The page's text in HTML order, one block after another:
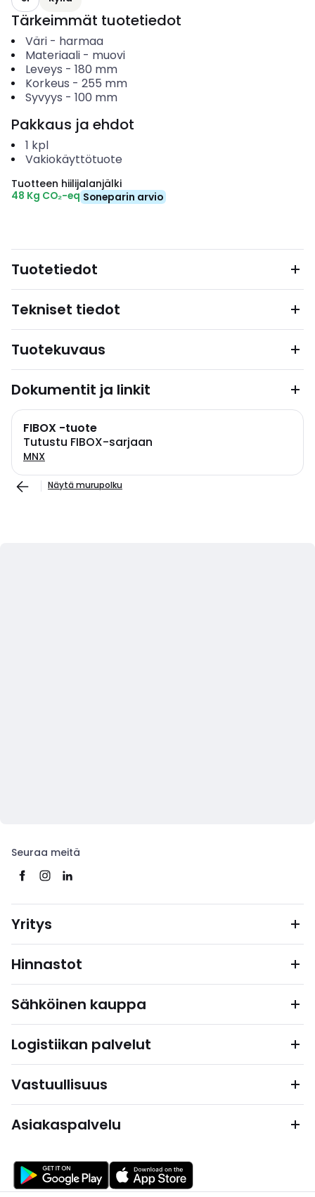
Tärkeimmät tuotetiedot
Väri- harmaa
Materiaali- muovi
Leveys - 180 mm
Korkeus - 255 mm
Syvyys - 100 mm
Pakkaus ja ehdot
1 kpl
Vakiokäyttötuote
Tuotteen hiilijalanjälki
48 Kg CO₂-eq Soneparin arvio
Tuotetiedot
Tekniset tiedot
Tuotekuvaus
Dokumentit ja linkit
FIBOX -tuote
Tutustu FIBOX-sarjaan
MNX
Näytä murupolku
Seuraa meitä
Yritys
Hinnastot
Sähköinen kauppa
Logistiikan palvelut
Vastuullisuus
Asiakaspalvelu